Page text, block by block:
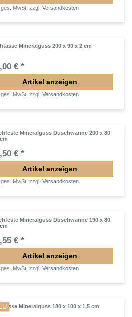
ges. MwSt. zzgl.Versandkosten
Mineralguss 200 x 90 x 2 cm
€ *
Artikel anzeigen
ges. MwSt. zzgl.Versandkosten
Mineralguss Duschwanne 200 x 80
€ *
Artikel anzeigen
ges. MwSt. zzgl.Versandkosten
Mineralguss Duschwanne 190 x 80
€ *
Artikel anzeigen
ges. MwSt. zzgl.Versandkosten
Mineralguss 180 x 100 x 1,5 cm